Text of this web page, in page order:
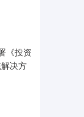
《投资
决方